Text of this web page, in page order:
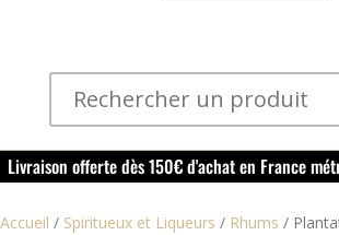
Livraison offerte dès 150€ d'achat en France
offerte dans le rouillacais (16) dès
Accueil / Spiritueux et Liqueurs / Rhums /